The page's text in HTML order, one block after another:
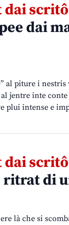
dai
al piture i
jentre inte
plui intense e
ritrat di
là che si